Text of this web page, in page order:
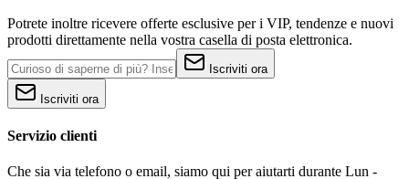
Potrete inoltre ricevere offerte esclusive per i VIP, tendenze e nuovi
prodotti direttamente nella vostra casella di posta elettronica.
Iscriviti ora
Iscriviti ora
Servizio clienti
Che sia via telefono o email, siamo qui per aiutarti durante Lun -